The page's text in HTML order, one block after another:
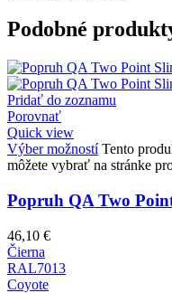
Podobné
Pridať do zoznamu
Porovnať
Quick view
Výber možností Tento
môžete vybrať na stránke
Popruh QA Two
46,10 €
Čierna
RAL7013
Coyote